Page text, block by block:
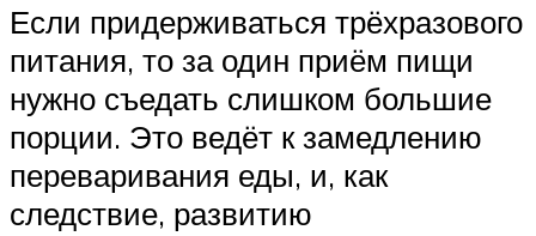
Если придерживаться трёхразового
питания, то за один приём пищи
нужно съедать слишком большие
порции. Это ведёт к замедлению
переваривания еды, и, как
следствие, развитию